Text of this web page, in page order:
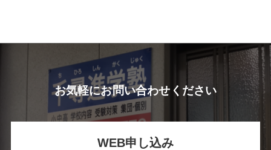
お気軽にお問い合わせください
WEB申し込み